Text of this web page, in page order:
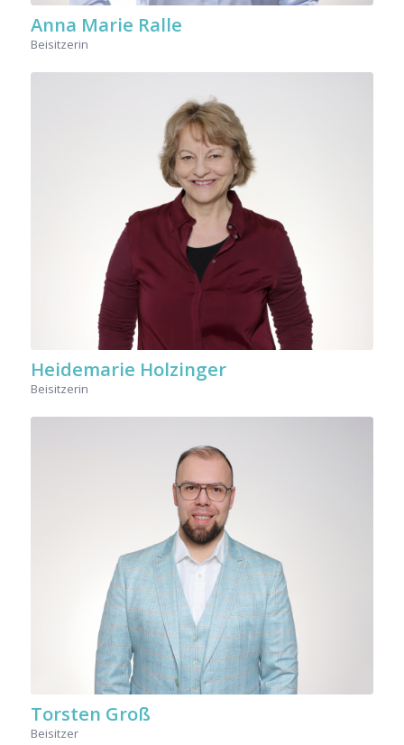
Anna Marie Ralle
Beisitzerin
Heidemarie Holzinger
Beisitzerin
Torsten Groß
Beisitzer